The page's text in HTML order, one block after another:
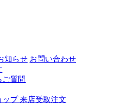
知らせ お問い合わせ
ご質問
ップ来店受取注文